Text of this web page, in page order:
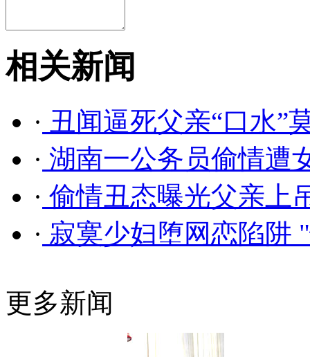
相关新闻
· 丑闻逼死父亲“口水”
· 湖南一公务员偷情遭
· 偷情丑态曝光父亲上
· 寂寞少妇堕网恋陷阱
更多新闻